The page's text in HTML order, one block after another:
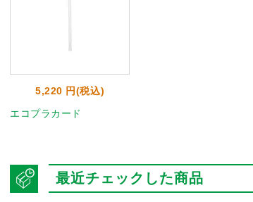
5,220 円(税込)
エコプラカード
最近チェックした商品